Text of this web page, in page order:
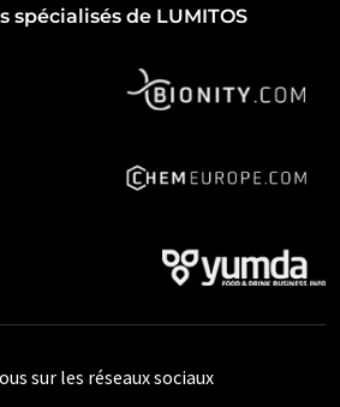
spécialisés de LUMITOS
sur les réseaux sociaux